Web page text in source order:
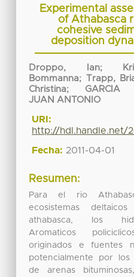
Experimental
of Athabasca
cohesive
deposition
Droppo, Ian;
Bommanna; Trapp,
Christina; GARCIA
JUAN ANTONIO
URI:
http://hdl.handle.net/
Fecha: 2011-04-01
Resumen:
Para el rio
ecosistemas
athabasca, los
Aromaticos
originados e fuentes
potencialmente por los
de arenas